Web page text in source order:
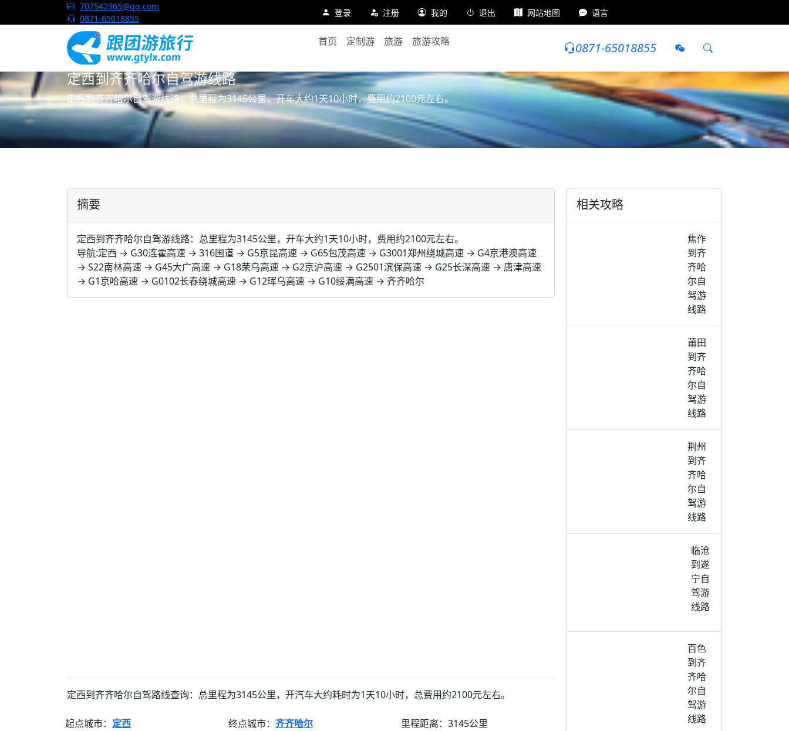
707542365@qq.com
0871-65018855
登录 注册 我的 退出 网站地图 语言
首页 定制游 旅游 旅游攻略 0871-65018855
旅游攻略 自驾游 齐齐哈尔自驾游
定西到齐齐哈尔自驾游线路
定西到齐齐哈尔自驾游线路：总里程为3145公里，开车大约1天10小时，费用约2100元左右。
摘要
定西到齐齐哈尔自驾游线路：总里程为3145公里，开车大约1天10小时，费用约2100元左右。
导航:定西 → G30连霍高速 → 316国道 → G5京昆高速 → G65包茂高速 → G3001郑州绕城高速 → G4京港澳高速
→ S22南林高速 → G45大广高速 → G18荣乌高速 → G2京沪高速 → G2501滨保高速 → G25长深高速 → 唐津高速
→ G1京哈高速 → G0102长春绕城高速 → G12珲乌高速 → G10绥满高速 → 齐齐哈尔
定西到齐齐哈尔自驾路线查询：总里程为3145公里，开汽车大约耗时为1天10小时，总费用约2100元左右。
起点城市： 定西 终点城市： 齐齐哈尔
里程距离：3145公里
相关攻略
焦作
到齐
齐哈
尔自
驾游
线路
莆田
到齐
齐哈
尔自
驾游
线路
荆州
到齐
齐哈
尔自
驾游
线路
临沧
到遂
宁自
驾游
线路
百色
到齐
齐哈
尔自
驾游
线路